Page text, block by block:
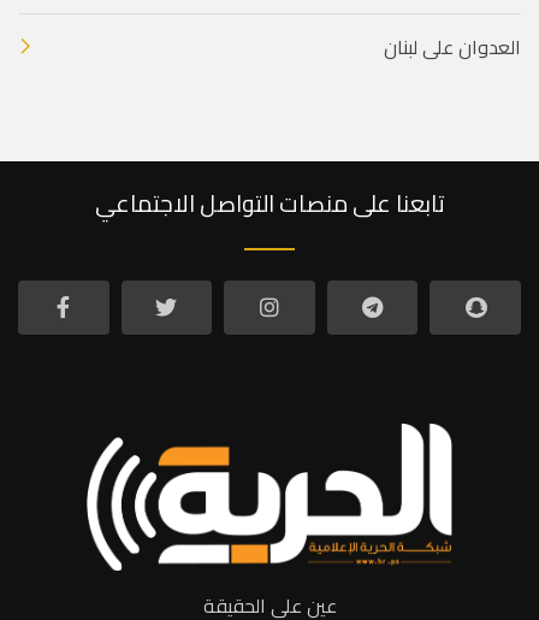
العدوان على لبنان
تابعنا على منصات التواصل الاجتماعي
عين على الحقيقة